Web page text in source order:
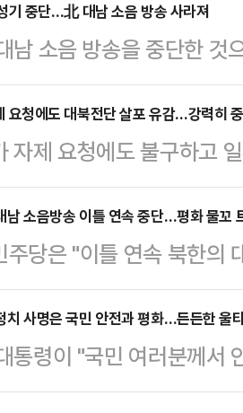
접경지역 주민의 일상과
수 있는 불법적인 대북전
혔다.이어 "오늘 새벽 강
것이 확인됐다"며 "정부
하고 이를 위반한 데 대해
"이 대통…
기 중단…北 대남 소음 방송 사라져
남 소음 방송을 중단한 것
응한 것으로 풀이된다.합
청취된 지역은 없다"며 "
서 군은 이재명 대통령의
중단한 바 있다.군 관계
운용 시간대가 달랐다"
방송이 청취됐고, 이후로
요청에도 대북전단 살포 유감…강력히
자제 요청에도 불구하고
을 표명하며 전단 살포 중
정례브리핑에서 "지난 2
불구하고 지난 4월 27일,
유감을 표한다"고 말했
접경지역 주민의 생명과
요청한다"고 밝혔다.이
…
남 소음방송 이틀 연속 중단…평화 물꼬
주당은 "이틀 연속 북한의
접경지역 주민들의 안전
대변인은 14일 서면 브
중단을 지시한 바로 다음
소리들이 자취를 감췄다
치 사명은 국민 안전과 평화…든든한 울
통령이 "국민 여러분께서
리가 되어드리겠다"고 약